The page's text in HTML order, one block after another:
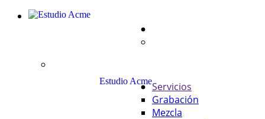
Estudio AcmeServicios
Grabación
Mezcla